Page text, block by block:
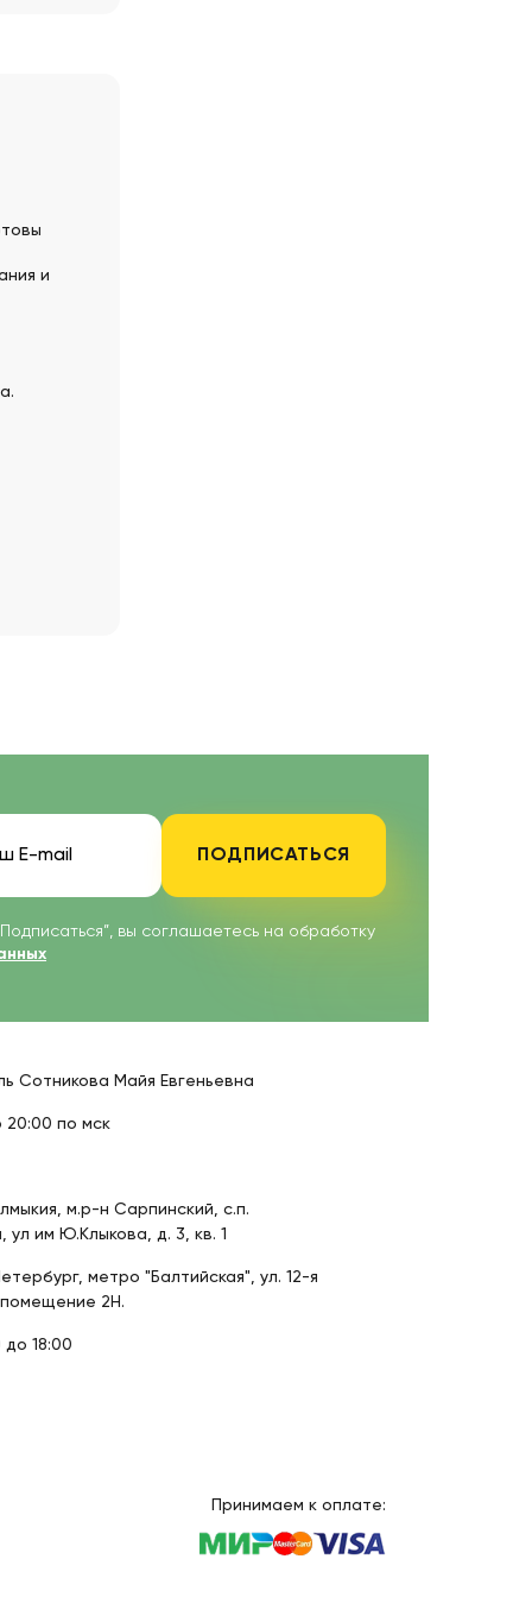
и
ПОДПИСАТЬСЯ
вы соглашаетесь на обработку
Сотникова Майя Евгеньевна
20:00 по мск
м.р-н Сарпинский, с.п.
ул им Ю.Клыкова, д. 3, кв. 1
метро "Балтийская", ул. 12-я
2Н.
до 18:00
Принимаем к оплате: